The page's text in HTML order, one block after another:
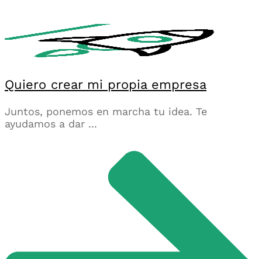
Quiero crear mi propia empresa
Juntos, ponemos en marcha tu idea. Te
ayudamos a dar ...